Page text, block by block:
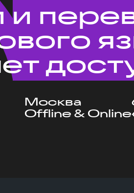
и
Москва
Offline & Online